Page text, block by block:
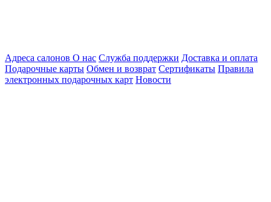
Адреса салонов О нас Служба поддержки Доставка и оплата
Подарочные карты Обмен и возврат Сертификаты Правила
электронных подарочных карт Новости